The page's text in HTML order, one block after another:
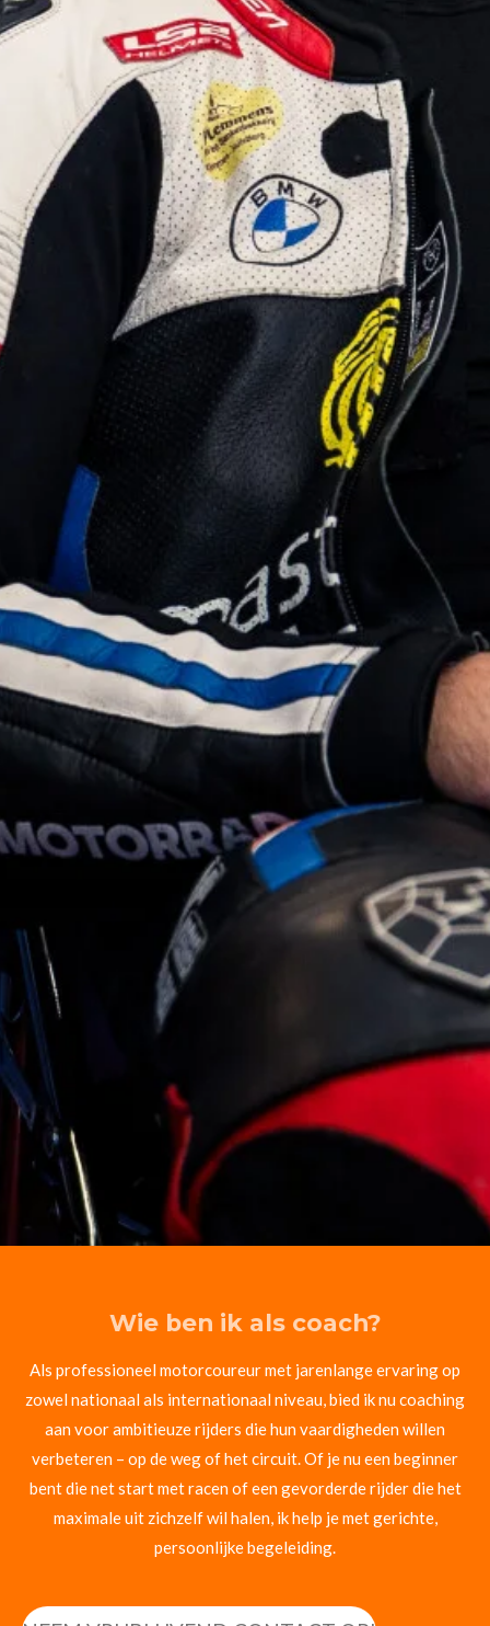
Wie ben ik als coach?
Als professioneel motorcoureur met jarenlange ervaring op
zowel nationaal als internationaal niveau, bied ik nu coaching
aan voor ambitieuze rijders die hun vaardigheden willen
verbeteren – op de weg of het circuit. Of je nu een beginner
bent die net start met racen of een gevorderde rijder die het
maximale uit zichzelf wil halen, ik help je met gerichte,
persoonlijke begeleiding.